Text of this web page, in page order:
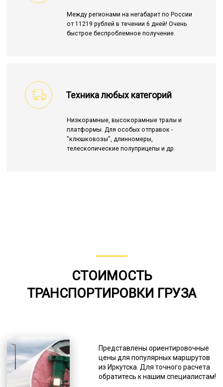
Между регионами на негабарит по России
от 11219 рублей в течении 6 дней! Очень
быстрое беспроблемное получение.
Техника любых категорий
Низкорамные, высокорамные тралы и
платформы. Для особых отправок -
"клюшковозы", длинномеры,
телескопические полуприцепы и др.
СТОИМОСТЬ
ТРАНСПОРТИРОВКИ ГРУЗА
Представлены ориентировочные
цены для популярных маршрутов
из Иркутска. Для точного расчета
обратитесь к нашим специалистам!